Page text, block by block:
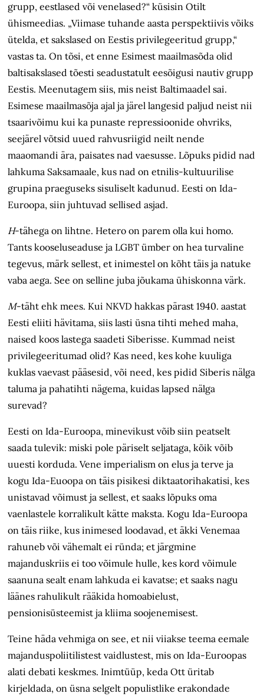
grupp, eestlased või venelased?“ küsisin Otilt
ühismeedias. „Viimase tuhande aasta perspektiivis võiks
ütelda, et sakslased on Eestis privilegeeritud grupp,“
vastas ta. On tõsi, et enne Esimest maailmasõda olid
baltisakslased tõesti seadustatult eesõigusi nautiv grupp
Eestis. Meenutagem siis, mis neist Baltimaadel sai.
Esimese maailmasõja ajal ja järel langesid paljud neist nii
tsaarivõimu kui ka punaste repressioonide ohvriks,
seejärel võtsid uued rahvusriigid neilt nende
maaomandi ära, paisates nad vaesusse. Lõpuks pidid nad
lahkuma Saksamaale, kus nad on etnilis-kultuurilise
grupina praeguseks sisuliselt kadunud. Eesti on Ida-
Euroopa, siin juhtuvad sellised asjad.
H-tähega on lihtne. Hetero on parem olla kui homo.
Tants kooseluseaduse ja LGBT ümber on hea turvaline
tegevus, märk sellest, et inimestel on kõht täis ja natuke
vaba aega. See on selline juba jõukama ühiskonna värk.
M-täht ehk mees. Kui NKVD hakkas pärast 1940. aastat
Eesti eliiti hävitama, siis lasti üsna tihti mehed maha,
naised koos lastega saadeti Siberisse. Kummad neist
privilegeeritumad olid? Kas need, kes kohe kuuliga
kuklas vaevast pääsesid, või need, kes pidid Siberis nälga
taluma ja pahatihti nägema, kuidas lapsed nälga
surevad?
Eesti on Ida-Euroopa, minevikust võib siin peatselt
saada tulevik: miski pole päriselt seljataga, kõik võib
uuesti korduda. Vene imperialism on elus ja terve ja
kogu Ida-Euoopa on täis pisikesi diktaatorihakatisi, kes
unistavad võimust ja sellest, et saaks lõpuks oma
vaenlastele korralikult kätte maksta. Kogu Ida-Euroopa
on täis riike, kus inimesed loodavad, et äkki Venemaa
rahuneb või vähemalt ei ründa; et järgmine
majanduskriis ei too võimule hulle, kes kord võimule
saanuna sealt enam lahkuda ei kavatse; et saaks nagu
läänes rahulikult rääkida homoabielust,
pensionisüsteemist ja kliima soojenemisest.
Teine häda vehmiga on see, et nii viiakse teema eemale
majanduspoliitilistest vaidlustest, mis on Ida-Euroopas
alati debati keskmes. Inimtüüp, keda Ott üritab
kirjeldada, on üsna selgelt populistlike erakondade